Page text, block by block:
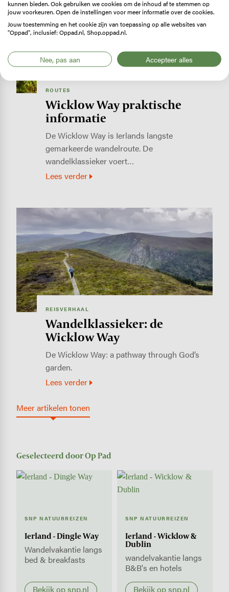
ROUTES
Wicklow Way praktische
informatie
De Wicklow Way is Ierlands langste
gemarkeerde wandelroute. De
wandelklassieker voert…
Lees verder
REISVERHAAL
Wandelklassieker: de
Wicklow Way
De Wicklow Way: a pathway through God’s
garden.
Lees verder
Meer artikelen tonen
Geselecteerd door Op Pad
SNP NATUURREIZEN
Ierland - Dingle Way
Wandelvakantie langs
bed & breakfasts
Bekijk op snp.nl
SNP NATUURREIZEN
Ierland - Wicklow &
Dublin
wandelvakantie langs
B&B's en hotels
Bekijk op snp.nl
kunnen bieden. Ook gebruiken we cookies om de inhoud af te stemmen op
jouw voorkeuren. Open de instellingen voor meer informatie over de cookies.
Jouw toestemming en het cookie zijn van toepassing op alle websites van
"Oppad", inclusief: Oppad.nl, Shop.oppad.nl.
Nee, pas aan Accepteer alles